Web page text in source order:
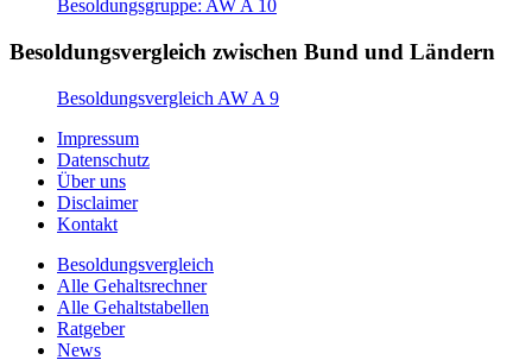
Besoldungsgruppe: AW A 10
Besoldungsvergleich zwischen Bund und Ländern
Besoldungsvergleich AW A 9
Impressum
Datenschutz
Über uns
Disclaimer
Kontakt
Besoldungsvergleich
Alle Gehaltsrechner
Alle Gehaltstabellen
Ratgeber
News